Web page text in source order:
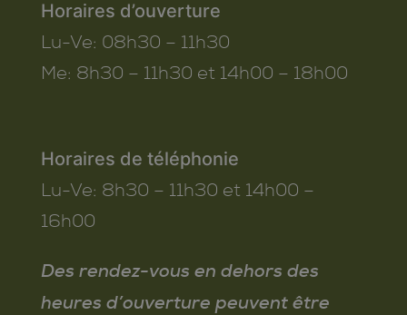
Horaires d’ouverture
Lu-Ve: 08h30 – 11h30
Me: 8h30 – 11h30 et 14h00 – 18h00
Horaires de téléphonie
Lu-Ve: 8h30 – 11h30 et 14h00 –
16h00
Des rendez-vous en dehors des
heures d’ouverture peuvent être